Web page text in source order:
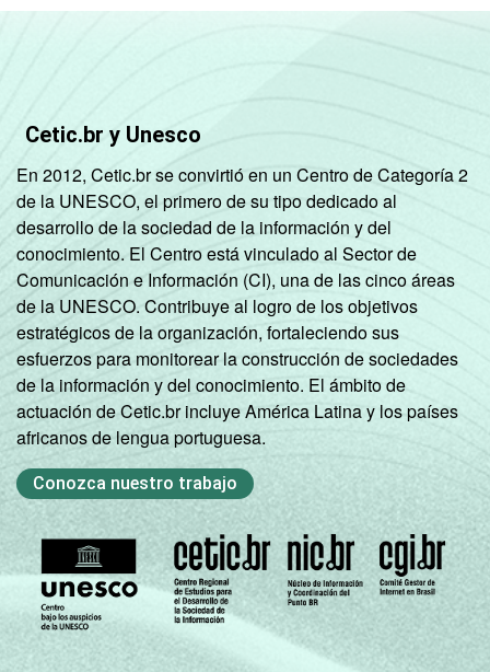
Cetic.br y Unesco
En 2012, Cetic.br se convirtió en un Centro de Categoría 2
de la UNESCO, el primero de su tipo dedicado al
desarrollo de la sociedad de la información y del
conocimiento. El Centro está vinculado al Sector de
Comunicación e Información (CI), una de las cinco áreas
de la UNESCO. Contribuye al logro de los objetivos
estratégicos de la organización, fortaleciendo sus
esfuerzos para monitorear la construcción de sociedades
de la información y del conocimiento. El ámbito de
actuación de Cetic.br incluye América Latina y los países
africanos de lengua portuguesa.
Conozca nuestro trabajo